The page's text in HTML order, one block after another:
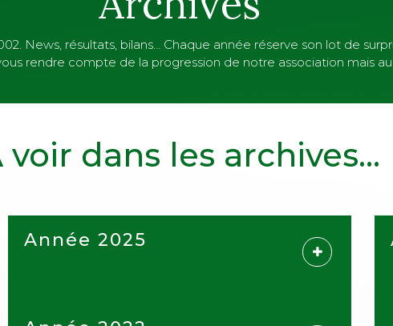
News, résultats, bilans… Chaque année réserve son lot de
rendre compte de la progression de notre association mais
voir dans les archives...
Année 2025